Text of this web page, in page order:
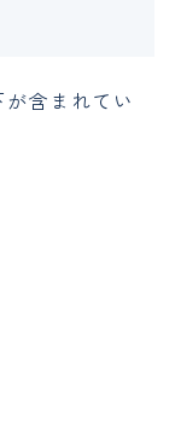
含まれてい